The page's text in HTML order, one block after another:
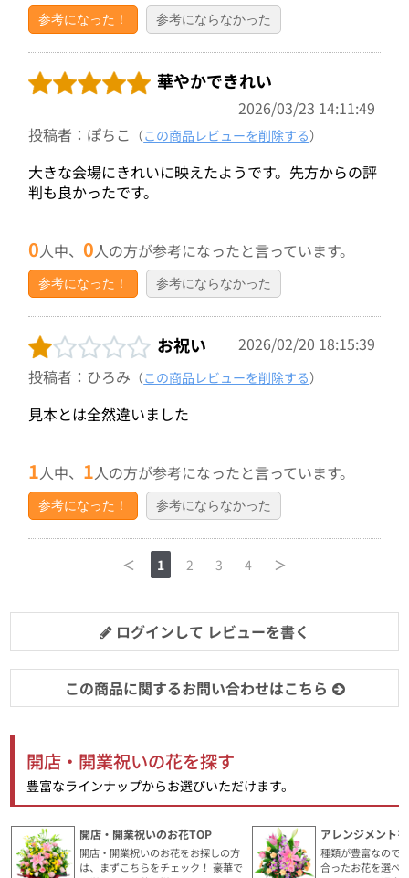
参考になった！ 参考にならなかった
華やかできれい
2026/03/23 14:11:49
投稿者：ぽちこ （この商品レビューを削除する）
大きな会場にきれいに映えたようです。先方からの評
判も良かったです。
0人中、0人の方が参考になったと言っています。
参考になった！ 参考にならなかった
お祝い
2026/02/20 18:15:39
投稿者：ひろみ （この商品レビューを削除する）
見本とは全然違いました
1人中、 1人の方が参考になったと言っています。
参考になった！ 参考にならなかった
＜ 1 2 3 4 ＞
ログインして レビューを書く
この商品に関するお問い合わせはこちら
開店・開業祝いの花を探す
豊富なラインナップからお選びいただけます。
開店・開業祝いのお花TOP
開店・開業祝いのお花をお探しの方
は、まずこちらをチェック！ 豪華で
アレンジメント
種類が豊富なので
合ったお花を選べ